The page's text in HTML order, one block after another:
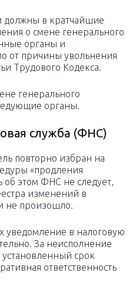
должны в кратчайшие
о смене генерального
органы и
от причины увольнения
Трудового Кодекса.
генерального
органы.
служба (ФНС)
повторно избран на
«продления
об этом ФНС не следует,
изменений в
не произошло.
уведомление в налоговую
За неисполнение
срок
ответственность